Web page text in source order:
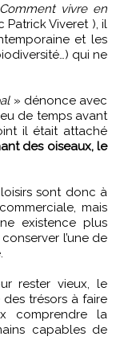
Comment vivre en
Viveret ), il
et les
qui ne
» dénonce avec
de temps avant
il était attaché
des oiseaux, le
sont donc à
mais
existence plus
l’une de
rester vieux, le
trésors à faire
comprendre la
capables de